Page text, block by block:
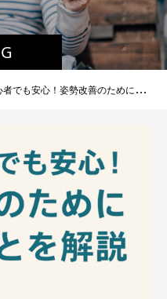
安心！姿勢改善のために必要なことを解説します